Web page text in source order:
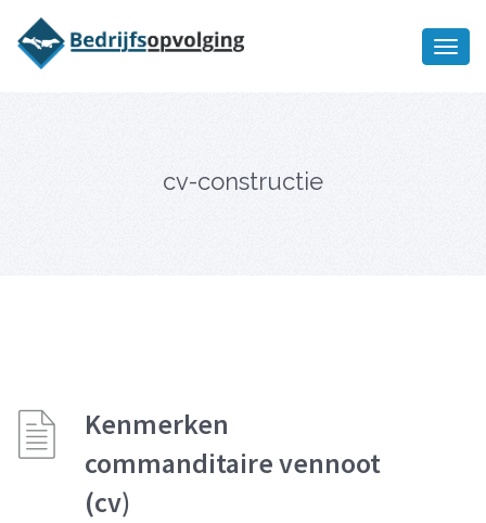
cv-constructie
Kenmerken
commanditaire vennoot
(cv)
bedrijfsopvolging voor fiscaal
juridisch advies
Ik wil meer informatie